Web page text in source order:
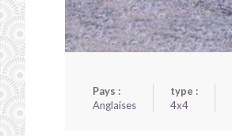
Pays :
Anglaises
type :
4x4